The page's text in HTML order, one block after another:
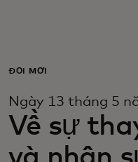
Dành cho
Dành cho thế
ĐỔI MỚI
Ngày 13 tháng 5
Về sự